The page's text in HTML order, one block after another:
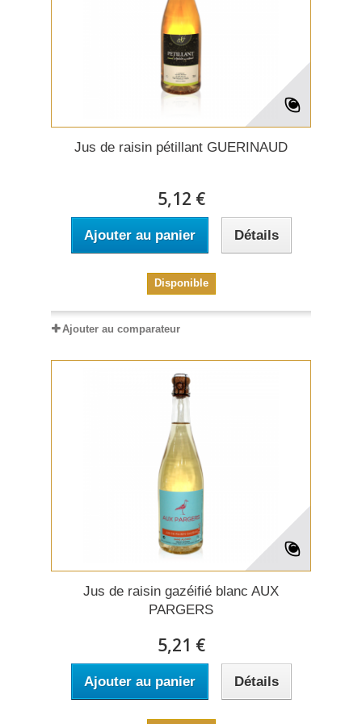
Jus de raisin pétillant GUERINAUD
5,12 €
Ajouter au panier Détails
Disponible
Ajouter au comparateur
Jus de raisin gazéifié blanc AUX
PARGERS
5,21 €
Ajouter au panier Détails